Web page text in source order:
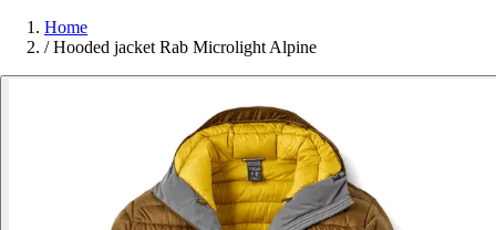
Home
/ Hooded jacket Rab Microlight Alpine